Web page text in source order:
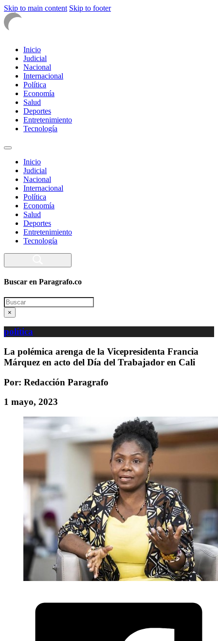
Skip to main content Skip to footer
Inicio
Judicial
Nacional
Internacional
Política
Economía
Salud
Deportes
Entretenimiento
Tecnología
Inicio
Judicial
Nacional
Internacional
Política
Economía
Salud
Deportes
Entretenimiento
Tecnología
Buscar en Paragrafo.co
Search
×
política
La polémica arenga de la Vicepresidenta Francia
Márquez en acto del Día del Trabajador en Cali
Por: Redacción Paragrafo
1 mayo, 2023